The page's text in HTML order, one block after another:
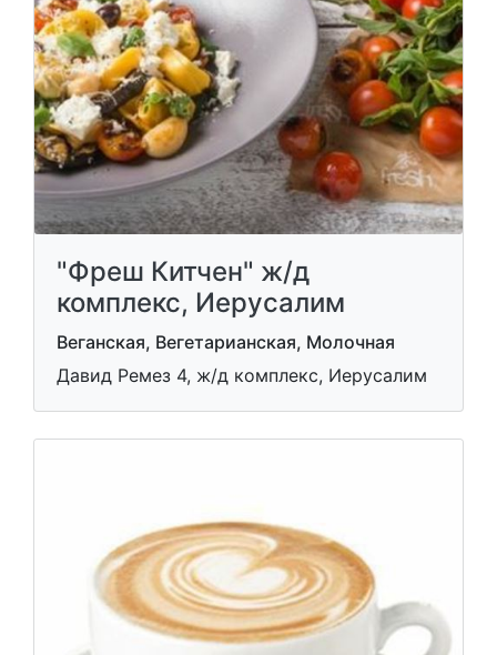
"Фреш Китчен" ж/д
комплекс, Иерусалим
Веганская, Вегетарианская, Молочная
Давид Ремез 4, ж/д комплекс, Иерусалим